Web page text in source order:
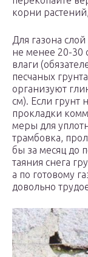
корни
Для газона
не менее 20-30
влаги
песчаных
организуют
см). Если грунт
прокладки
меры для
трамбовка,
бы за месяц до
таяния снега
а по готовому
довольно